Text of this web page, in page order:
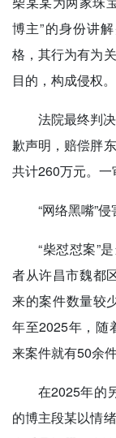
博主”的身份讲
格，其行为有为
目的，构成侵权。
法院最终判
歉声明，赔偿胖
共计260万元。一
“网络黑嘴”
“柴怼怼案”
者从许昌市魏都
来的案件数量较
年至2025年，随
来案件就有50余
在2025年的
的博主段某以情